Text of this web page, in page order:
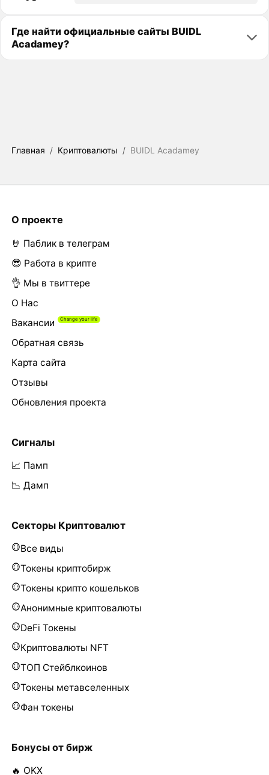
Где найти официальные сайты BUIDL
Acadamey?
Главная / Криптовалюты / BUIDL Acadamey
О проекте
🤘 Паблик в телеграм
😎 Работа в крипте
👌 Мы в твиттере
О Нас
Вакансии
Обратная связь
Карта сайта
Отзывы
Обновления проекта
Сигналы
📈 Памп
📉 Дамп
Секторы Криптовалют
Все виды
Токены криптобирж
Токены крипто кошельков
Анонимные криптовалюты
DeFi Токены
Криптовалюты NFT
ТОП Стейблкоинов
Токены метавселенных
Фан токены
Бонусы от бирж
🔥 OKX